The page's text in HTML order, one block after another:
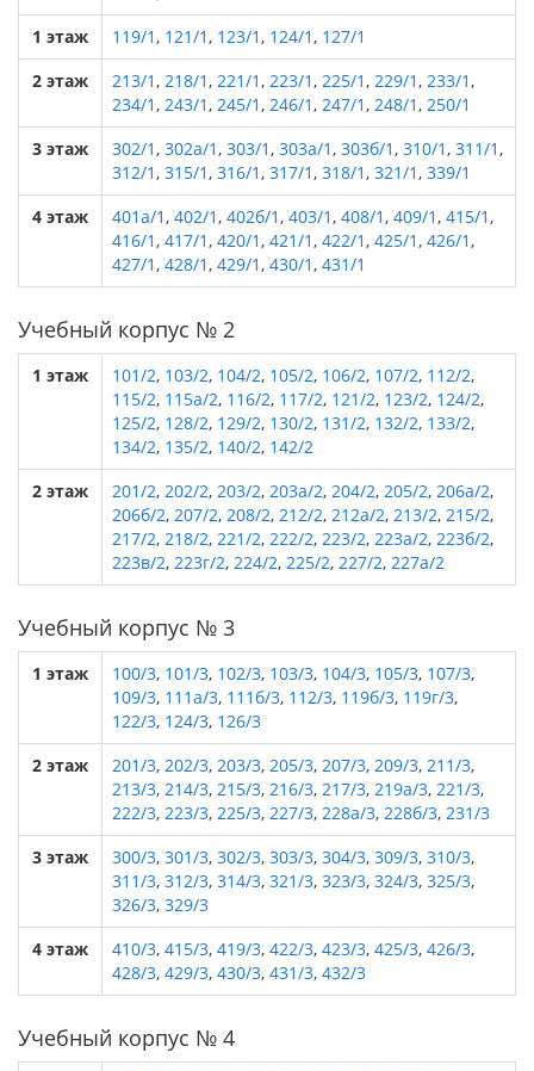
1 этаж
119/1, 121/1, 123/1, 124/1, 127/1
2 этаж
213/1, 218/1, 221/1, 223/1, 225/1, 229/1, 233/1,
234/1, 243/1, 245/1, 246/1, 247/1, 248/1, 250/1
3 этаж
302/1, 302а/1, 303/1, 303а/1, 303б/1, 310/1, 311/1,
312/1, 315/1, 316/1, 317/1, 318/1, 321/1, 339/1
4 этаж
401а/1, 402/1, 402б/1, 403/1, 408/1, 409/1, 415/1,
416/1, 417/1, 420/1, 421/1, 422/1, 425/1, 426/1,
427/1, 428/1, 429/1, 430/1, 431/1
Учебный корпус № 2
1 этаж 101/2, 103/2, 104/2, 105/2, 106/2, 107/2, 112/2,
115/2, 115а/2, 116/2, 117/2, 121/2, 123/2, 124/2,
125/2, 128/2, 129/2, 130/2, 131/2, 132/2, 133/2,
134/2, 135/2, 140/2, 142/2
2 этаж
201/2, 202/2, 203/2, 203а/2, 204/2, 205/2, 206а/2,
206б/2, 207/2, 208/2, 212/2, 212а/2, 213/2, 215/2,
217/2, 218/2, 221/2, 222/2, 223/2, 223а/2, 223б/2,
223в/2, 223г/2, 224/2, 225/2, 227/2, 227а/2
Учебный корпус № 3
1 этаж 100/3, 101/3, 102/3, 103/3, 104/3, 105/3, 107/3,
109/3, 111а/3, 111б/3, 112/3, 119б/3, 119г/3,
122/3, 124/3, 126/3
2 этаж
201/3, 202/3, 203/3, 205/3, 207/3, 209/3, 211/3,
213/3, 214/3, 215/3, 216/3, 217/3, 219а/3, 221/3,
222/3, 223/3, 225/3, 227/3, 228а/3, 228б/3, 231/3
3 этаж
300/3, 301/3, 302/3, 303/3, 304/3, 309/3, 310/3,
311/3, 312/3, 314/3, 321/3, 323/3, 324/3, 325/3,
326/3, 329/3
4 этаж
410/3, 415/3, 419/3, 422/3, 423/3, 425/3, 426/3,
428/3, 429/3, 430/3, 431/3, 432/3
Учебный корпус № 4